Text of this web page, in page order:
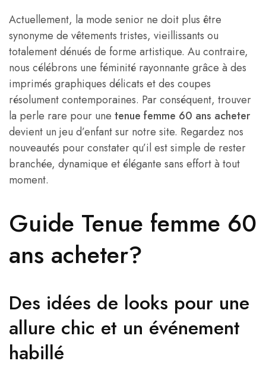
Actuellement, la mode senior ne doit plus être
synonyme de vêtements tristes, vieillissants ou
totalement dénués de forme artistique. Au contraire,
nous célébrons une féminité rayonnante grâce à des
imprimés graphiques délicats et des coupes
résolument contemporaines. Par conséquent, trouver
la perle rare pour une tenue femme 60 ans acheter
devient un jeu d’enfant sur notre site. Regardez nos
nouveautés pour constater qu’il est simple de rester
branchée, dynamique et élégante sans effort à tout
moment.
Guide Tenue femme 60
ans acheter?
Des idées de looks pour une
allure chic et un événement
habillé